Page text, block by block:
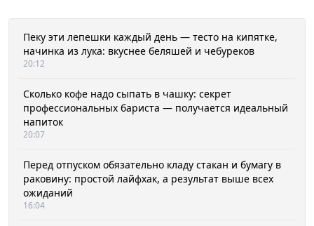
Пеку эти лепешки каждый день — тесто на кипятке,
начинка из лука: вкуснее беляшей и чебуреков
20:12
Сколько кофе надо сыпать в чашку: секрет
профессиональных бариста — получается идеальный
напиток
20:07
Перед отпуском обязательно кладу стакан и бумагу в
раковину: простой лайфхак, а результат выше всех
ожиданий
16:04